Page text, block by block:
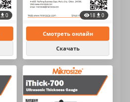
0 18 0
Смотреть онлайн
Скачать